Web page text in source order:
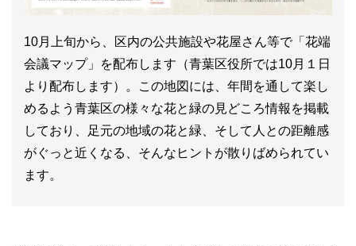
10月上旬から、区内の公共施設や花屋さん等で「花端
会議マップ」を配布します（青葉区役所では10月１日
より配布します）。この地図には、年間を通して楽し
めるよう青葉区の様々な花と緑の見どころ情報を掲載
しており、足元の地域の花と緑、そして人との距離感
がぐっと近くなる、そんなヒントが散りばめられてい
ます。